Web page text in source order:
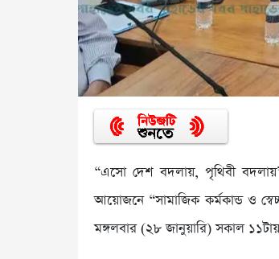
“এসো দেশ বদলায়, পৃথিবী বদলায়”
আয়োজনে “সামাজিক কর্মকান্ড ও
মঙ্গলবার (২৮ জানুয়ারি) সকাল